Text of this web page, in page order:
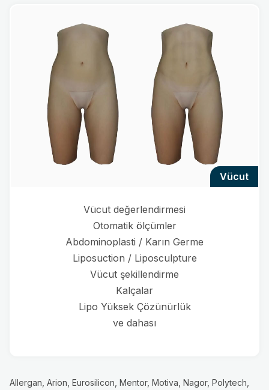
vücut
Vücut değerlendirmesi
Otomatik ölçümler
Abdominoplasti / Karın Germe
Liposuction / Liposculpture
Vücut şekillendirme
Kalçalar
Lipo Yüksek Çözünürlük
ve dahası
Allergan, Arion, Eurosilicon, Mentor, Motiva, Nagor, Polytech,